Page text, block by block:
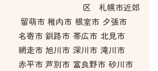
区 札幌市近郊
留萌市 稚内市 根室市 夕張市
名寄市 釧路市 帯広市 北見市
網走市 旭川市 深川市 滝川市
赤平市 芦別市 富良野市 砂川市